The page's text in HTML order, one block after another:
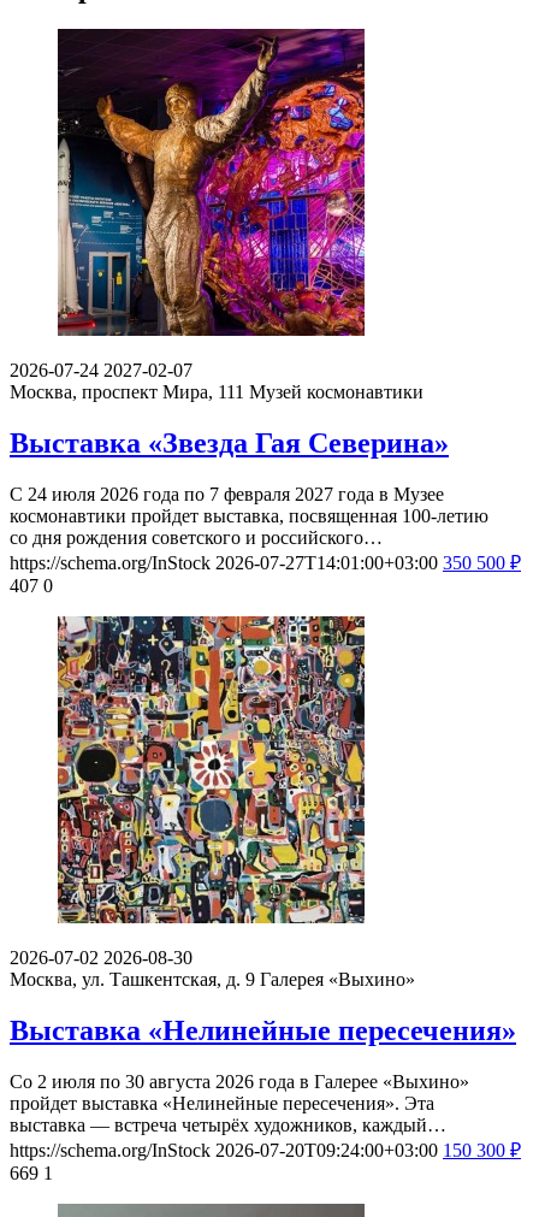
2026-07-24 2027-02-07
Москва, проспект Мира, 111 Музей космонавтики
Выставка «Звезда Гая Северина»
С 24 июля 2026 года по 7 февраля 2027 года в Музее
космонавтики пройдет выставка, посвященная 100-летию
со дня рождения советского и российского…
https://schema.org/InStock 2026-07-27T14:01:00+03:00 350 500 ₽
407 0
2026-07-02 2026-08-30
Москва, ул. Ташкентская, д. 9 Галерея «Выхино»
Выставка «Нелинейные пересечения»
Со 2 июля по 30 августа 2026 года в Галерее «Выхино»
пройдет выставка «Нелинейные пересечения». Эта
выставка — встреча четырёх художников, каждый…
https://schema.org/InStock 2026-07-20T09:24:00+03:00 150 300 ₽
669 1